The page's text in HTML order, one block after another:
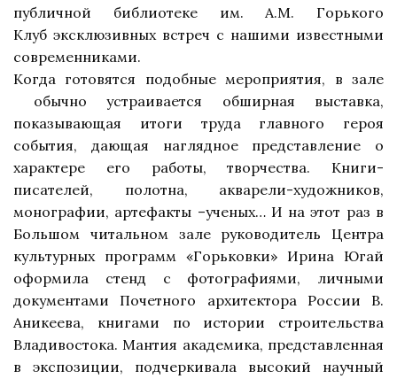
публичной библиотеке им. А.М. Горького
Клуб эксклюзивных встреч с нашими известными
современниками.
Когда готовятся подобные мероприятия, в зале
обычно устраивается обширная выставка,
показывающая итоги труда главного героя
события, дающая наглядное представление о
характере его работы, творчества. Книги-
писателей, полотна, акварели-художников,
монографии, артефакты –ученых… И на этот раз в
Большом читальном зале руководитель Центра
культурных программ «Горьковки» Ирина Югай
оформила стенд с фотографиями, личными
документами Почетного архитектора России В.
Аникеева, книгами по истории строительства
Владивостока. Мантия академика, представленная
в экспозиции, подчеркивала высокий научный